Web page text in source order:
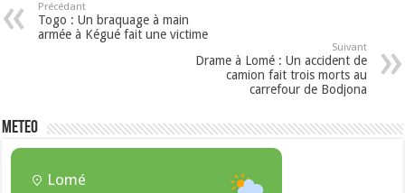
Précédant
Togo : Un braquage à main
armée à Kégué fait une victime
Suivant
Drame à Lomé : Un accident de
camion fait trois morts au
carrefour de Bodjona
METEO
Lomé